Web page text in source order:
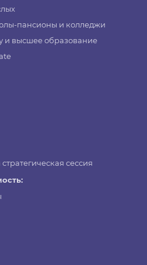
пансионы и колледжи
и высшее образование
сессия